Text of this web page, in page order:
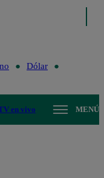
Dólar
en vivo MENÚ